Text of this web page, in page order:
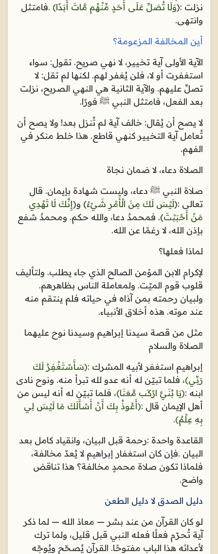
نزلت :﴿وَلَا تُصَلِّ عَلَى أَحَدٍ مِّنْهُم مَّاتَ أَبَدًا﴾ .فامتثل
وانتهى.
أين المخالفة المزعومة؟
الآية الأولى آية تخيير، لا نهي صريح. تقول: سواء
استغفرت أو لا، فلن يُغفر لهم. لكنها لم تقل: لا
تصلِّ عليهم. والآية الثانية هي النهي الصريح، نزلت
بعد الفعل، فامتثل النبي ﷺ فورًا.
لا يصح أن يُقال: خالف آية لم تُنزل بعد! ولا يصح أن
تُعامل آية التخيير كنهي قاطع. هذا خلط منكر في
الفهم.
الصلاة دعاء، لا ضمان نجاة
صلاة النبي ﷺ دعاء، وليست شهادة بإيمان. قال
تعالى :﴿لَيْسَ لَكَ مِنَ الْأَمْرِ شَيْءٌ﴾ و﴿إِنَّكَ لَا تَهْدِي
مَنْ أَحْبَبْتَ﴾. فمحمدٌ دعا، والله حكم. ومحمدٌ شفع
بإذن الله، لا رغمًا عن الله.
لماذا فعلها؟
لإكرام الابن المؤمن الصالح الذي جاء يطلب. ولتأليف
قلوب قوم الميّت. ولمعاملة الناس بظاهرهم.
ولبيان رحمته بمن آذاه في حياته فلم ينتقم منه
عند موته. هذه أخلاق الأنبياء.
مثل من قصة سيدنا إبراهيم وسيدنا نوح عليهما
الصلاة والسلام
إبراهيم استغفر لأبيه المشرك :﴿سَأَسْتَغْفِرُ لَكَ
رَبِّي﴾، فلما تبيّن له أنه عدو لله تبرأ منه. ونوح نادى
ابنه :﴿يَا بُنَيَّ ارْكَب مَّعَنَا﴾، فلما تبيّن له أنه ليس من
أهل الإيمان قال :﴿أَعُوذُ بِكَ أَنْ أَسْأَلَكَ مَا لَيْسَ لِي
بِهِ عِلْمٌ﴾.
القاعدة واحدة :رحمة قبل البيان، وانقياد كامل بعد
البيان .فإن كان استغفار إبراهيم لا يُعدّ مخالفة،
فلماذا تكون صلاة محمدٍ مخالفة؟ هذا تناقض
واضح.
دليل الصدق لا دليل الطعن
لو كان القرآن من عند بشر — معاذ الله — لما ذكر
آية تُحرّم فعلًا فعله النبي قبل قليل، ولما ترك
لأعدائه هذا الباب مفتوحًا. القرآن يُصحّح ويُوجّه